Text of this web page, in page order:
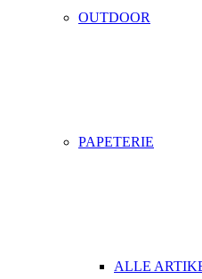
OUTDOOR
PAPETERIE
ALLE